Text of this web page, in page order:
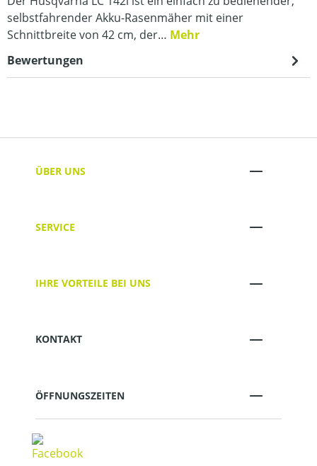
selbstfahrender Akku-Rasenmäher mit einer
Schnittbreite von 42 cm, der… Mehr
Bewertungen
ÜBER UNS
SERVICE
IHRE VORTEILE BEI UNS
KONTAKT
ÖFFNUNGSZEITEN